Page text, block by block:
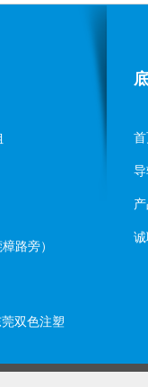
路旁）
莞双色注塑